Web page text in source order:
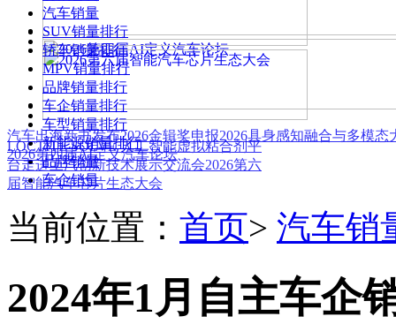
汽车出海新书发布2026金辑奖申报2026具身感知融合与多模态
2026第四届AI定义汽车论坛
LOCTITE SOLVE 人工智能虚拟粘合剂平
台走进上汽创新技术展示交流会2026第六
届智能汽车芯片生态大会
汽车销量
SUV销量排行
轿车销量排行
MPV销量排行
品牌销量排行
车企销量排行
车型销量排行
新能源销量排行
品牌销量
车企销量
当前位置： 首页> 汽车销
2024年1月自主车企